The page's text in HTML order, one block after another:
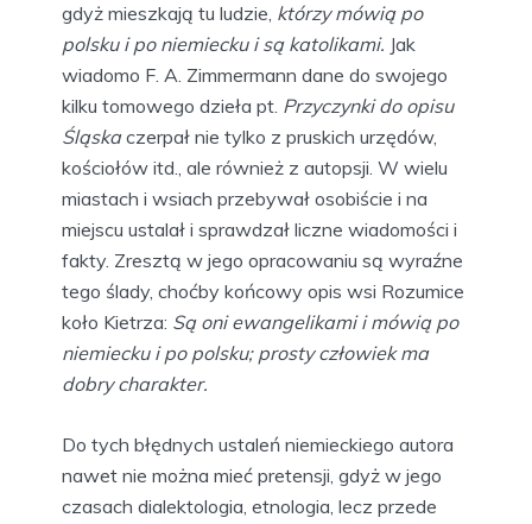
gdyż mieszkają tu ludzie, którzy mówią po
polsku i po niemiecku i są katolikami. Jak
wiadomo F. A. Zimmermann dane do swojego
kilku tomowego dzieła pt. Przyczynki do opisu
Śląskaczerpał nie tylko z pruskich urzędów,
kościołów itd., ale również z autopsji. W wielu
miastach i wsiach przebywał osobiście i na
miejscu ustalał i sprawdzał liczne wiadomości i
fakty. Zresztą w jego opracowaniu są wyraźne
tego ślady, choćby końcowy opis wsi Rozumice
koło Kietrza: Są oni ewangelikami i mówią po
niemiecku i po polsku; prosty człowiek ma
dobry charakter.
Do tych błędnych ustaleń niemieckiego autora
nawet nie można mieć pretensji, gdyż w jego
czasach dialektologia, etnologia, lecz przede